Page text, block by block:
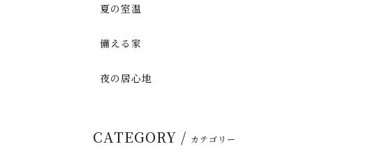
夏の室温
備える家
夜の居心地
CATEGORY / カテゴリー